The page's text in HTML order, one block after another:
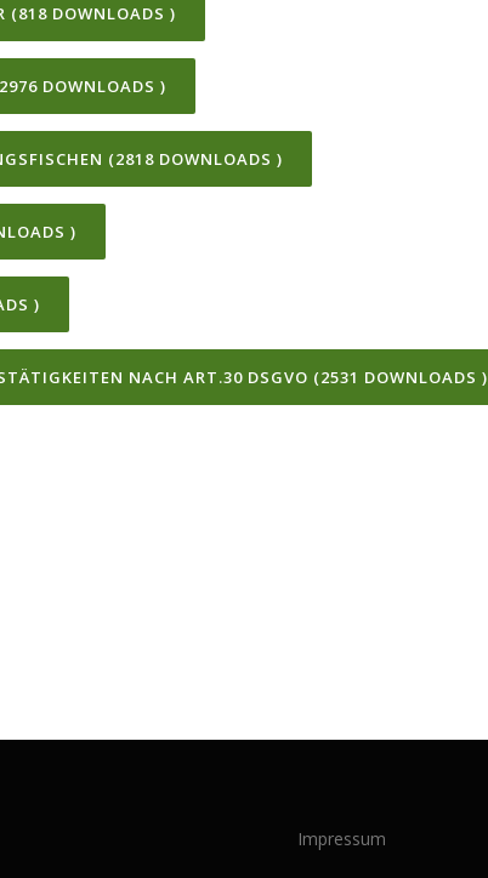
(818 DOWNLOADS )
DOWNLOADS )
(2818 DOWNLOADS )
)
)
NACH ART.30 DSGVO (2531 DOWNLOADS )
Impressum